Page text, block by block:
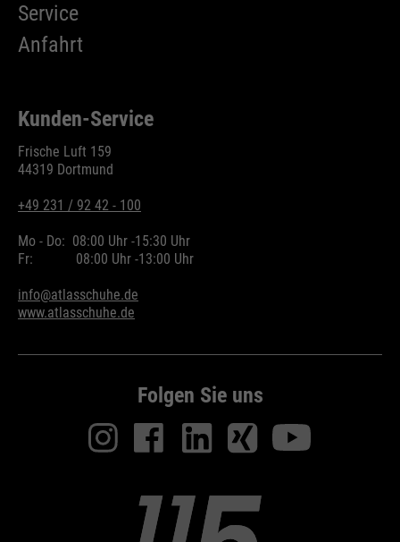
Service
Anfahrt
Kunden-Service
Frische Luft 159
44319 Dortmund
+49 231 / 92 42 - 100
Mo - Do: 08:00 Uhr -15:30 Uhr
Fr:
08:00 Uhr -13:00 Uhr
info@atlasschuhe.de
www.atlasschuhe.de
Folgen Sie uns